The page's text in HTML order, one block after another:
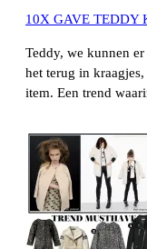
10X GAVE TEDDY
Teddy, we kunnen
het terug in
item. Een trend